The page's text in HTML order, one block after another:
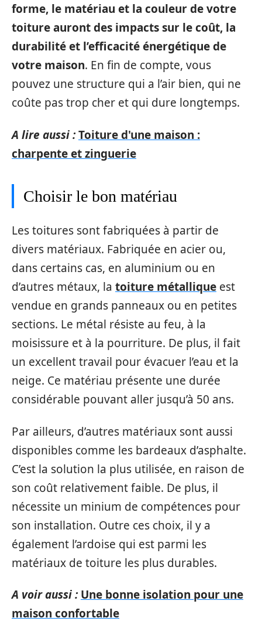
forme, le matériau et la couleur de votre
toiture auront des impacts sur le coût, la
durabilité et l’efficacité énergétique de
votre maison. En fin de compte, vous
pouvez une structure qui a l’air bien, qui ne
coûte pas trop cher et qui dure longtemps.
A lire aussi :Toiture d'une maison :
charpente et zinguerie
Choisir le bon matériau
Les toitures sont fabriquées à partir de
divers matériaux. Fabriquée en acier ou,
dans certains cas, en aluminium ou en
d’autres métaux, la toiture métallique est
vendue en grands panneaux ou en petites
sections. Le métal résiste au feu, à la
moisissure et à la pourriture. De plus, il fait
un excellent travail pour évacuer l’eau et la
neige. Ce matériau présente une durée
considérable pouvant aller jusqu’à 50 ans.
Par ailleurs, d’autres matériaux sont aussi
disponibles comme les bardeaux d’asphalte.
C’est la solution la plus utilisée, en raison de
son coût relativement faible. De plus, il
nécessite un minium de compétences pour
son installation. Outre ces choix, il y a
également l’ardoise qui est parmi les
matériaux de toiture les plus durables.
A voir aussi : Une bonne isolation pour une
maison confortable